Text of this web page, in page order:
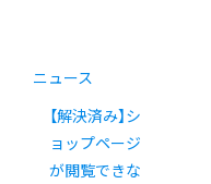
ニュース
【解決済み】シ
ョップページ
が閲覧できな